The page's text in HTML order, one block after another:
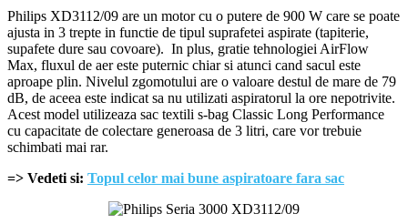
Philips XD3112/09 are un motor cu o putere de 900 W care se poate
ajusta in 3 trepte in functie de tipul suprafetei aspirate (tapiterie,
supafete dure sau covoare). In plus, gratie tehnologiei AirFlow
Max, fluxul de aer este puternic chiar si atunci cand sacul este
aproape plin. Nivelul zgomotului are o valoare destul de mare de 79
dB, de aceea este indicat sa nu utilizati aspiratorul la ore nepotrivite.
Acest model utilizeaza sac textili s-bag Classic Long Performance
cu capacitate de colectare generoasa de 3 litri, care vor trebuie
schimbati mai rar.
=> Vedeti si: Topul celor mai bune aspiratoare fara sac